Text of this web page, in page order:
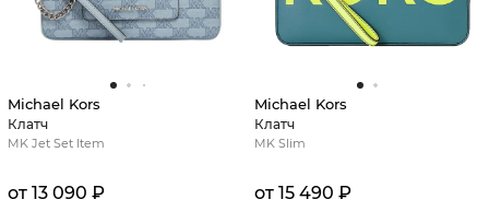
Michael Kors
Клатч
MK Jet Set Item
от 13 090 ₽
Michael Kors
Клатч
MK Slim
от 15 490 ₽